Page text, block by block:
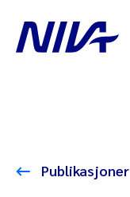
Publikasjoner